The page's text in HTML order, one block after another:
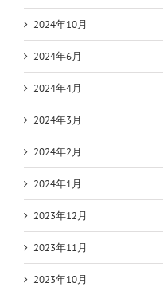
2024年10月
2024年6月
2024年4月
2024年3月
2024年2月
2024年1月
2023年12月
2023年11月
2023年10月